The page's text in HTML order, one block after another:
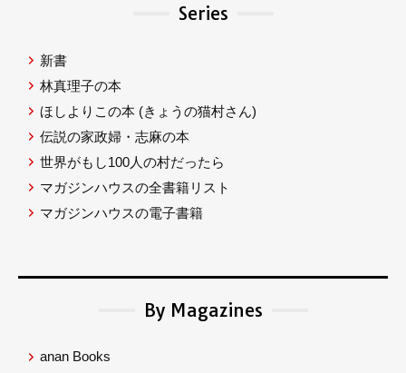
Series
新書
林真理子の本
ほしよりこの本 (きょうの猫村さん)
伝説の家政婦・志麻の本
世界がもし100人の村だったら
マガジンハウスの全書籍リスト
マガジンハウスの電子書籍
By Magazines
anan Books